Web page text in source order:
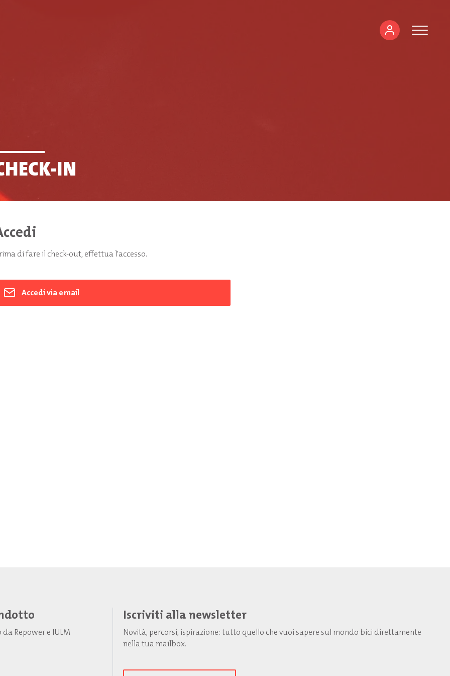
IN
di fare il check-out, effettua l'accesso.
Accedi via email
Repower e IULM
Iscriviti alla newsletter
Novità, percorsi, ispirazione: tutto quello che vuoi sapere sul mondo bici direttamente
nella tua mailbox.